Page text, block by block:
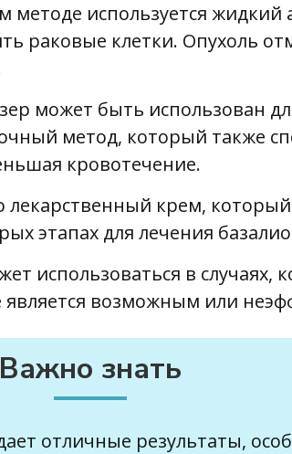
методе используется жидкий
раковые клетки. Опухоль
может быть использован
метод, который также
кровотечение.
лекарственный крем,
этапах для лечения
использоваться в случаях,
является возможным или
Важно знать
отличные результаты,